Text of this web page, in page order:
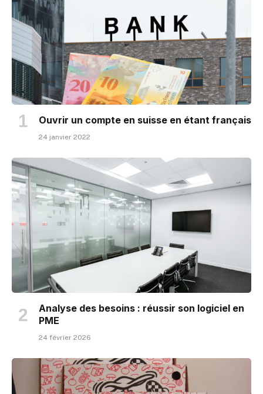
Ouvrir un compte en suisse en étant français
24 janvier 2022
Analyse des besoins : réussir son logiciel en
PME
24 février 2026